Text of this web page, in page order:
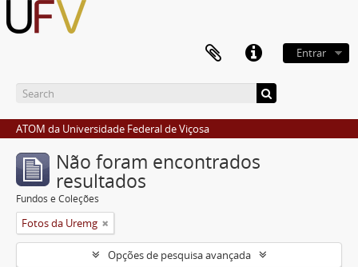
Entrar
ATOM da Universidade Federal de Viçosa
Não foram encontrados
resultados
Fundos e Coleções
Fotos da Uremg
Opções de pesquisa avançada